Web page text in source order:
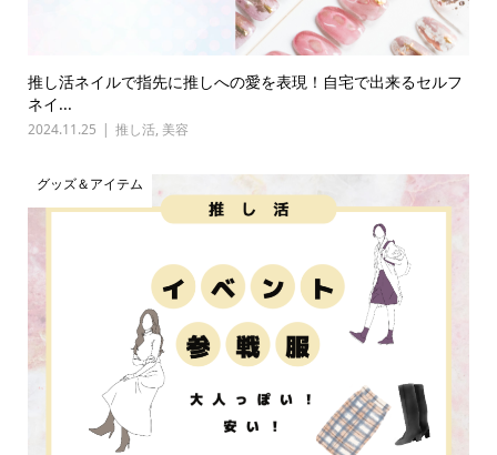
推し活ネイルで指先に推しへの愛を表現！自宅で出来るセルフ
ネイ...
2024.11.25 推し活, 美容
グッズ＆アイテム